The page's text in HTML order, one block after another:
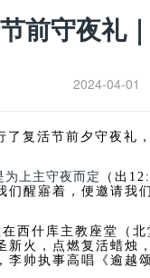
前守夜礼
2024-04-01
复活节前夕守夜礼
为上主守夜而定 （出
们醒寤着，便邀请我
西什库主教座堂（
新火，点燃复活蜡烛
帅执事高唱《逾越颂